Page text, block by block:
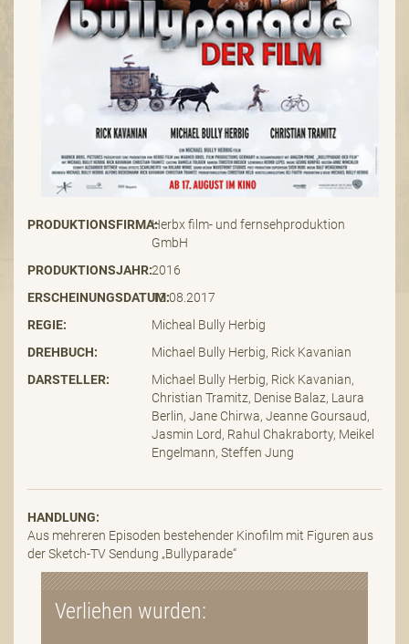
PRODUKTIONSFIRMA:Herbx film- und fernsehproduktion
GmbH
PRODUKTIONSJAHR:2016
ERSCHEINUNGSDATUM:13.08.2017
REGIE:
Micheal Bully Herbig
DREHBUCH:
Michael Bully Herbig, Rick Kavanian
DARSTELLER:
Michael Bully Herbig, Rick Kavanian,
Christian Tramitz, Denise Balaz, Laura
Berlin, Jane Chirwa, Jeanne Goursaud,
Jasmin Lord, Rahul Chakraborty, Meikel
Engelmann, Steffen Jung
HANDLUNG:
Aus mehreren Episoden bestehender Kinofilm mit Figuren aus
der Sketch-TV Sendung „Bullyparade“
Verliehen wurden: